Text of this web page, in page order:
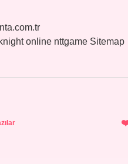
knight online nttgame Sitemap